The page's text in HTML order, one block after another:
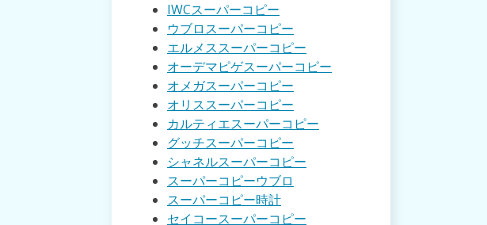
IWCスーパーコピー
ウブロスーパーコピー
エルメススーパーコピー
オーデマピゲスーパーコピー
オメガスーパーコピー
オリススーパーコピー
カルティエスーパーコピー
グッチスーパーコピー
シャネルスーパーコピー
スーパーコピーウブロ
スーパーコピー時計
セイコースーパーコピー